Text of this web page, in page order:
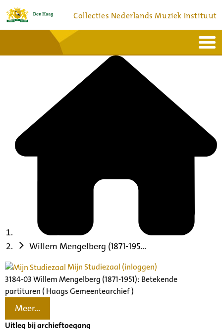
Collecties Nederlands Muziek Instituut
Bronnen en collecties
Willem Mengelberg (1871-195...
Mijn Studiezaal (inloggen)
3184-03 Willem Mengelberg (1871-1951): Betekende
partituren ( Haags Gemeentearchief )
Meer...
Uitleg bij archieftoegang